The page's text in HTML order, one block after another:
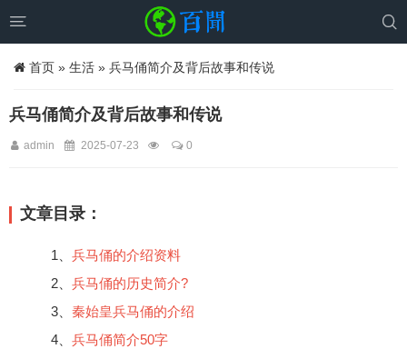
 
首页 » 生活 » 兵马俑简介及背后故事和传说
兵马俑简介及背后故事和传说
admin 2025-07-23 0
文章目录：
1、 兵马俑的介绍资料
2、 兵马俑的历史简介?
3、 秦始皇兵马俑的介绍
4、 兵马俑简介50字